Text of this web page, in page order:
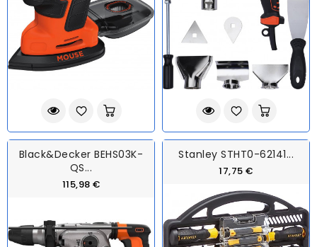
Black&Decker BEHS03K-
QS...
115,98 €
Stanley STHT0-62141...
17,75 €